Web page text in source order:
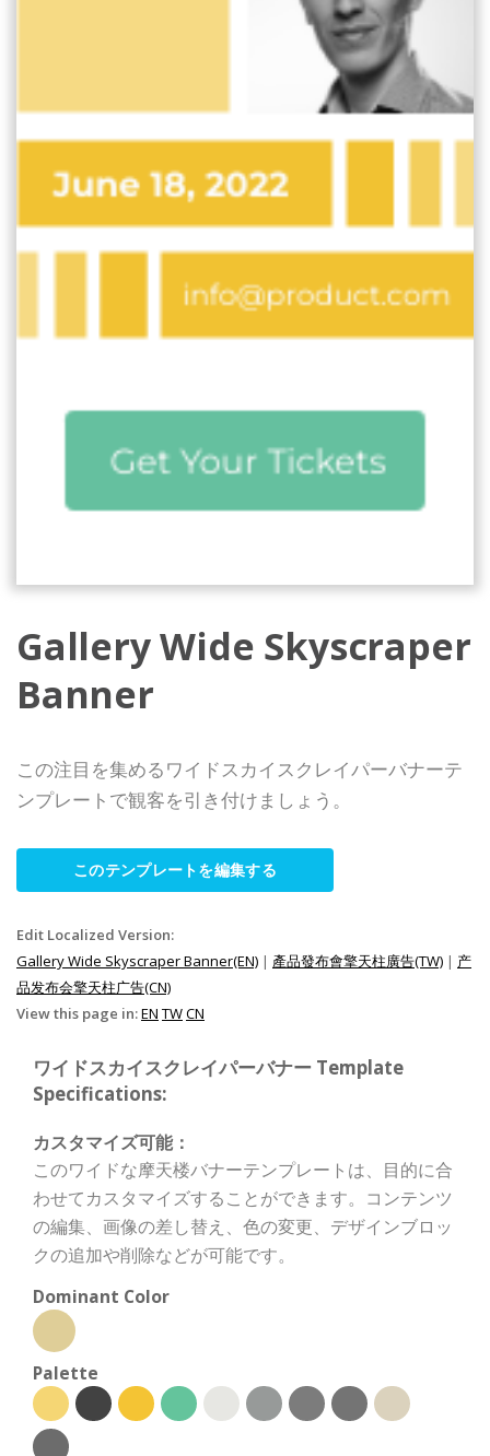
Gallery Wide Skyscraper
Banner
この注目を集めるワイドスカイスクレイパーバナーテ
ンプレートで観客を引き付けましょう。
このテンプレートを編集する
Edit Localized Version:
Gallery Wide Skyscraper Banner(EN) | 產品發布會擎天柱廣告(TW) | 产
品发布会擎天柱广告(CN)
View this page in:EN TWCN
ワイドスカイスクレイパーバナー Template
Specifications:
カスタマイズ可能：
このワイドな摩天楼バナーテンプレートは、目的に合
わせてカスタマイズすることができます。コンテンツ
の編集、画像の差し替え、色の変更、デザインブロッ
クの追加や削除などが可能です。
Dominant Color
Palette